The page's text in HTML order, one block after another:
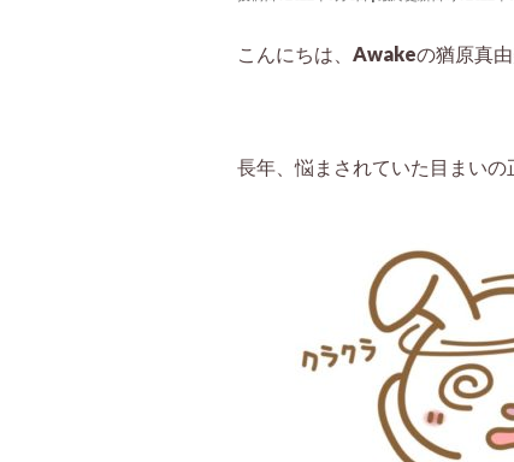
こんにちは、Awakeの猶原真由
長年、悩まされていた目まいの